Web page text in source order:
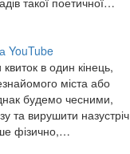
YouTube
в один кінець,
міста або
будемо чесними,
та вирушити назустріч
фізично,…